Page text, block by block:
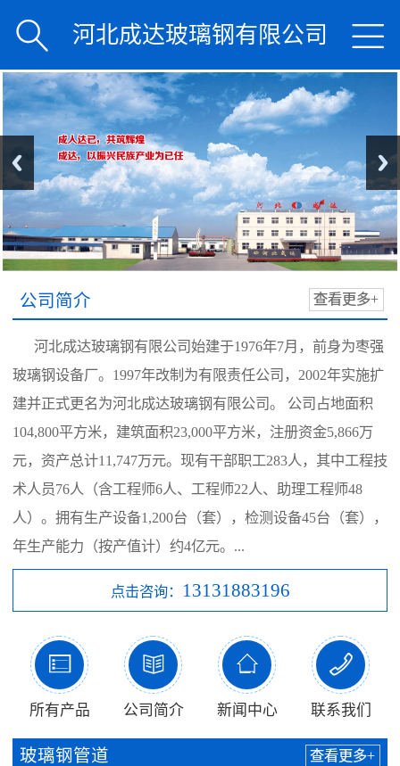

 河北成达玻璃钢有限公司
公司简介 查看更多+
河北成达玻璃钢有限公司始建于1976年7月，前身为枣强
玻璃钢设备厂。1997年改制为有限责任公司，2002年实施扩
建并正式更名为河北成达玻璃钢有限公司。 公司占地面积
104,800平方米，建筑面积23,000平方米，注册资金5,866万
元，资产总计11,747万元。现有干部职工283人，其中工程技
术人员76人（含工程师6人、工程师22人、助理工程师48
人）。拥有生产设备1,200台（套），检测设备45台（套），
年生产能力（按产值计）约4亿元。...
点击咨询： 13131883196

所有产品

公司简介

新闻中心

联系我们
玻璃钢管道 查看更多+